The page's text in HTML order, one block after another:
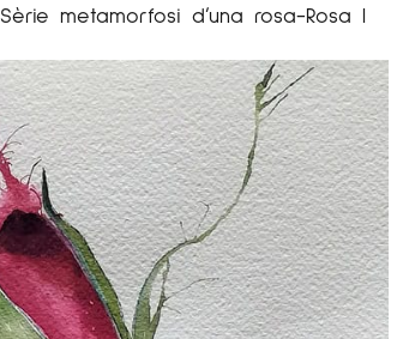
Sèrie metamorfosi d’una rosa-Rosa I